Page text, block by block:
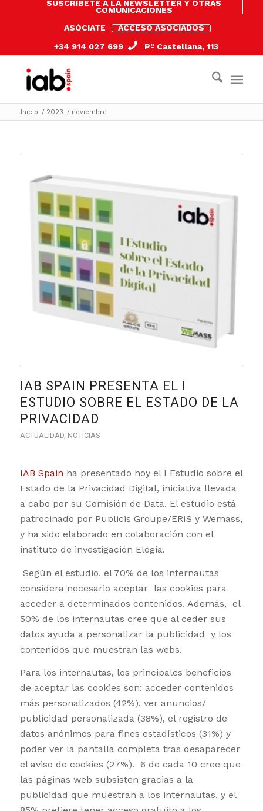
SUSCRÍBETE A LA NEWSLETTER Y OTRAS
COMUNICACIONES
ASÓCIATE
ACCESO ASOCIADOS
+34 914 027 699
Pº Castellana, 113
Inicio / 2023 / noviembre
IAB SPAIN PRESENTA EL I
ESTUDIO SOBRE EL ESTADO DE LA
PRIVACIDAD
ACTUALIDAD, NOTICIAS
IAB Spain ha presentado hoy el I Estudio sobre el
Estado de la Privacidad Digital, iniciativa llevada
a cabo por su Comisión de Data. El estudio está
patrocinado por Publicis Groupe/ERIS y Wemass,
y ha sido elaborado en colaboración con el
instituto de investigación Elogia.
Según el estudio, el 70% de los internautas
considera necesario aceptar las cookies para
acceder a determinados contenidos. Además, el
50% de los internautas cree que al ceder sus
datos ayuda a personalizar la publicidad y los
contenidos que muestran las webs.
Para los internautas, los principales beneficios
de aceptar las cookies son: acceder contenidos
más personalizados (42%), ver anuncios/
publicidad personalizada (38%), el registro de
datos anónimos para fines estadísticos (31%) y
poder ver la pantalla completa tras desaparecer
el aviso de cookies (27%). 6 de cada 10 cree que
las páginas web subsisten gracias a la
publicidad que muestran a los internautas, y el